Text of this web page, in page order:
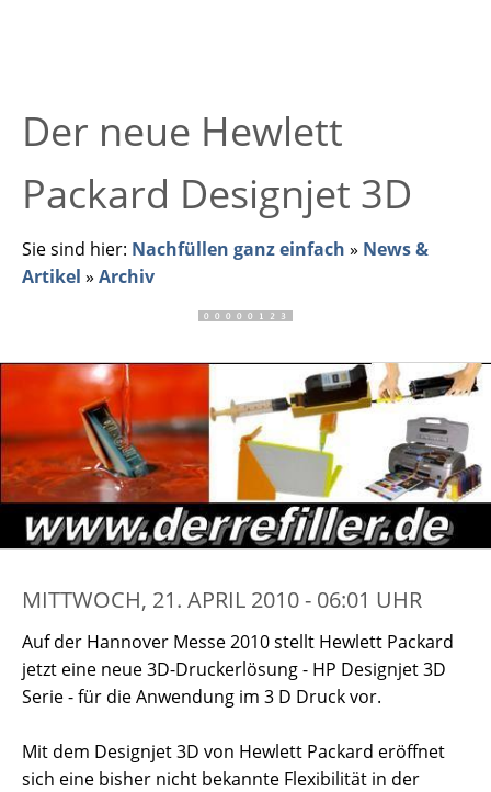
Der neue Hewlett
Packard Designjet 3D
Sie sind hier: Nachfüllen ganz einfach » News &
Artikel » Archiv
MITTWOCH, 21. APRIL 2010 - 06:01 UHR
Auf der Hannover Messe 2010 stellt Hewlett Packard
jetzt eine neue 3D-Druckerlösung - HP Designjet 3D
Serie - für die Anwendung im 3 D Druck vor.
Mit dem Designjet 3D von Hewlett Packard eröffnet
sich eine bisher nicht bekannte Flexibilität in der